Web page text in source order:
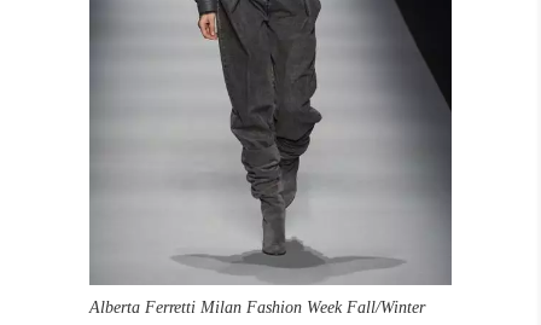
Alberta Ferretti Milan Fashion Week Fall/Winter